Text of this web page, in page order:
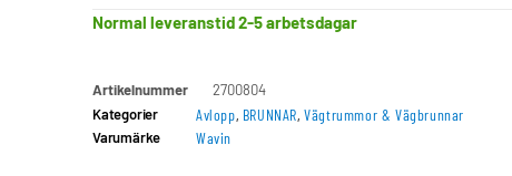
Normal leveranstid 2-5 arbetsdagar
Artikelnummer
2700804
Kategorier
Avlopp, BRUNNAR,Vägtrummor & Vägbrunnar
Varumärke Wavin